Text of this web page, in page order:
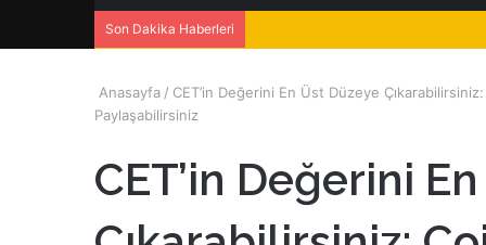
Son Dakika Haberleri
Anasayfa / CET’in Değerini En Üst Düzeye
Paylaşabilirsiniz
CET’in Değerini